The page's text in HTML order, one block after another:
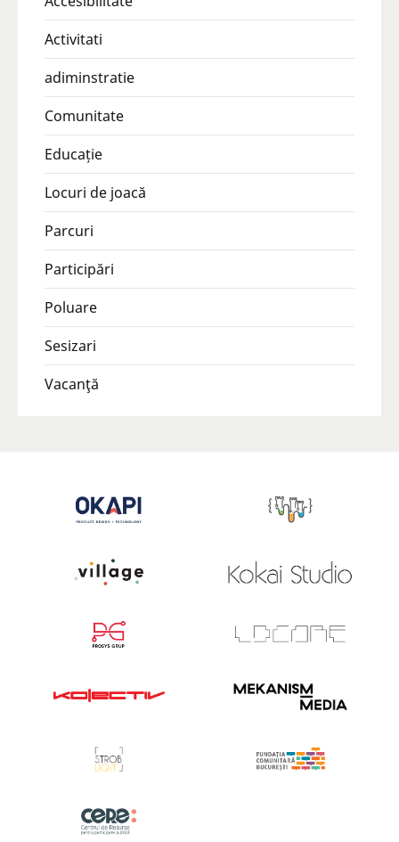
Activitati
adiminstratie
Comunitate
Educație
Locuri de joacă
Parcuri
Participări
Poluare
Sesizari
Vacanţă